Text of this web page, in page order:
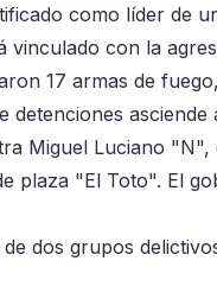
como líder de
con la
17 armas de
Miguel Luciano
plaza "El Toto". El
dos grupos